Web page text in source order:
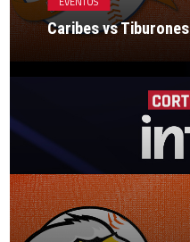
Caribes vs Tiburones